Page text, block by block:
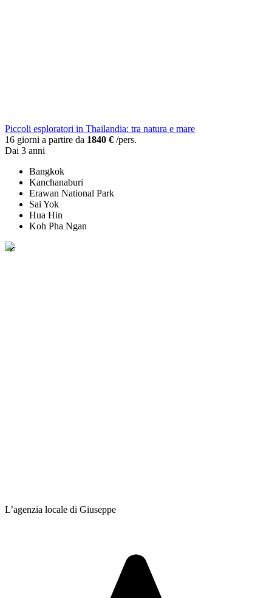
Piccoli esploratori in Thailandia: tra natura e mare
16 giorni a partire da 1840 € /pers.
Dai 3 anni
Bangkok
Kanchanaburi
Erawan National Park
Sai Yok
Hua Hin
Koh Pha Ngan
L’agenzia locale di Giuseppe